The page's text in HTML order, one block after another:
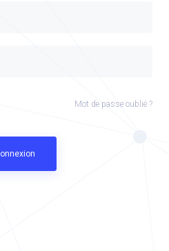
Mot de passe oublié ?